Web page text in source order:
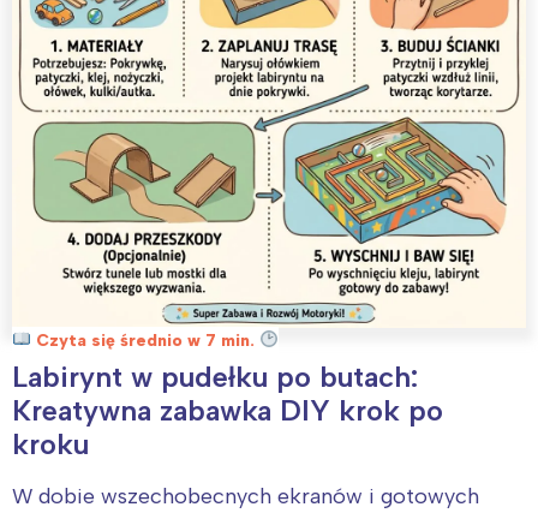
Czyta się średnio w 7 min.
Labirynt w pudełku po butach:
Kreatywna zabawka DIY krok po
kroku
W dobie wszechobecnych ekranów i gotowych